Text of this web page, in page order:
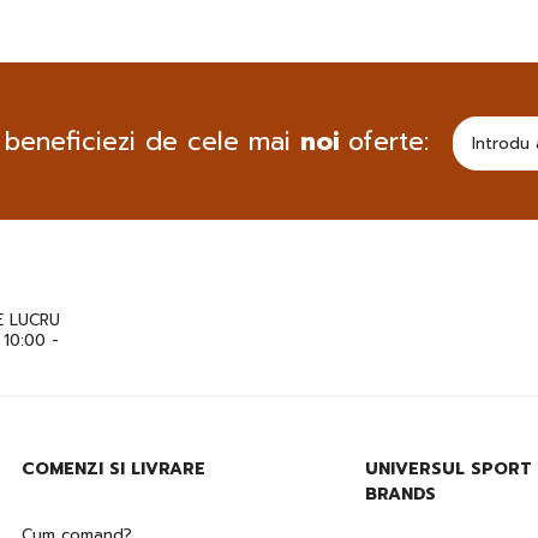
de cele mai noi oferte:
LUCRU
-
COMENZI SI LIVRARE
UNIVERSUL SPORT
BRANDS